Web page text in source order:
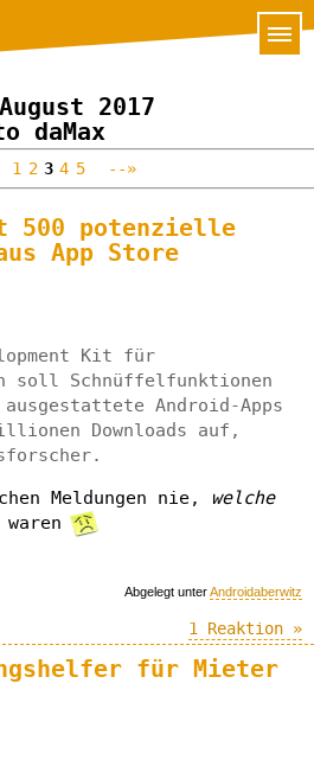
2017
daMax
1 2 3 4 5 --»
500 potenzielle
App Store
Kit für
soll Schnüffelfunktionen
Android-Apps
Downloads auf,
Meldungen nie,
welche
waren
Abgelegt unterAndroidaberwitz
1 Reaktion »
für Mieter